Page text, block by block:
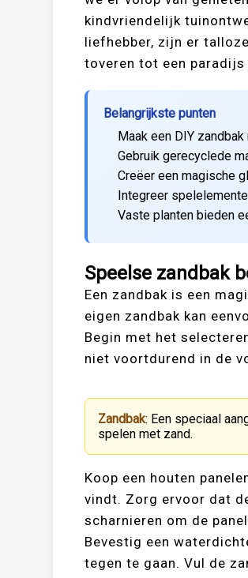
kindvriendelijk
liefhebber, zijn er
toveren tot een paradijs
Belangrijkste punten
Maak een DIY
Gebruik gerecyclede
Creëer een magische
Integreer
Vaste planten bieden
Speelse zandbak
Een zandbak is een
eigen zandbak kan
Begin met het
niet voortdurend in de
Zandbak: Een speciaal
spelen met zand.
Koop een houten
vindt. Zorg ervoor dat
scharnieren om de
Bevestig een
tegen te gaan. Vul de